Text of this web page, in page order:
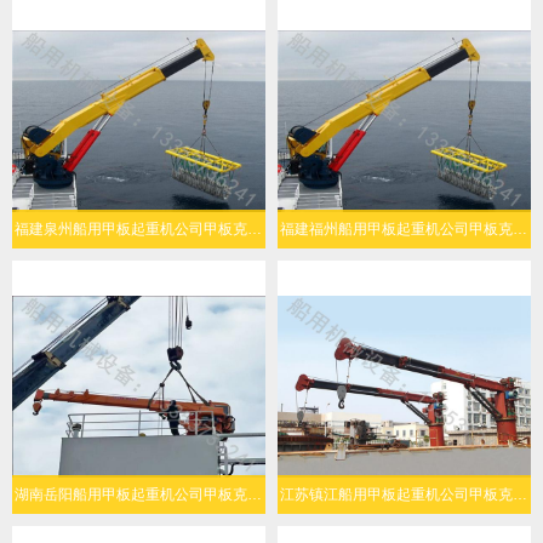
福建泉州船用甲板起重机公司甲板克令吊安全性高 福建福州船用甲板起重机公司甲板克令吊工作效率高
湖南岳阳船用甲板起重机公司甲板克令吊起升能力强 江苏镇江船用甲板起重机公司甲板克令吊操作灵活